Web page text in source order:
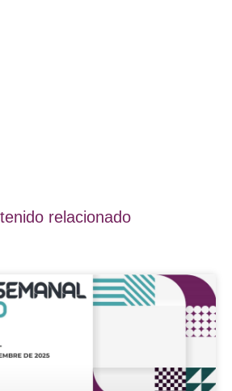
relacionado